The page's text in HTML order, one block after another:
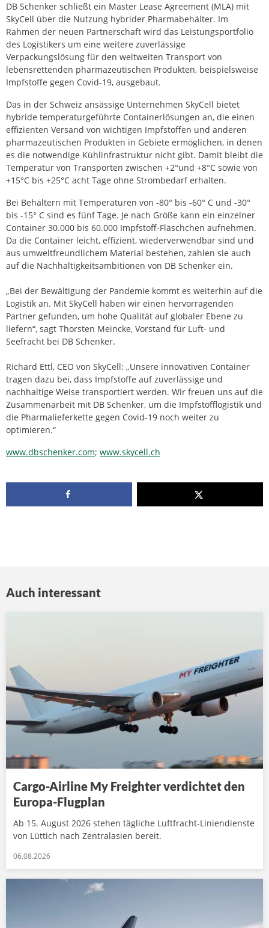
DB Schenker schließt ein Master Lease Agreement (MLA) mit
SkyCell über die Nutzung hybrider Pharmabehälter. Im
Rahmen der neuen Partnerschaft wird das Leistungsportfolio
des Logistikers um eine weitere zuverlässige
Verpackungslösung für den weltweiten Transport von
lebensrettenden pharmazeutischen Produkten, beispielsweise
Impfstoffe gegen Covid-19, ausgebaut.
Das in der Schweiz ansässige Unternehmen SkyCell bietet
hybride temperaturgeführte Containerlösungen an, die einen
effizienten Versand von wichtigen Impfstoffen und anderen
pharmazeutischen Produkten in Gebiete ermöglichen, in denen
es die notwendige Kühlinfrastruktur nicht gibt. Damit bleibt die
Temperatur von Transporten zwischen +2°und +8°C sowie von
+15°C bis +25°C acht Tage ohne Strombedarf erhalten.
Bei Behältern mit Temperaturen von -80° bis -60° C und -30°
bis -15° C sind es fünf Tage. Je nach Größe kann ein einzelner
Container 30.000 bis 60.000 Impfstoff-Fläschchen aufnehmen.
Da die Container leicht, effizient, wiederverwendbar sind und
aus umweltfreundlichem Material bestehen, zahlen sie auch
auf die Nachhaltigkeitsambitionen von DB Schenker ein.
„Bei der Bewältigung der Pandemie kommt es weiterhin auf die
Logistik an. Mit SkyCell haben wir einen hervorragenden
Partner gefunden, um hohe Qualität auf globaler Ebene zu
liefern“, sagt Thorsten Meincke, Vorstand für Luft- und
Seefracht bei DB Schenker.
Richard Ettl, CEO von SkyCell: „Unsere innovativen Container
tragen dazu bei, dass Impfstoffe auf zuverlässige und
nachhaltige Weise transportiert werden. Wir freuen uns auf die
Zusammenarbeit mit DB Schenker, um die Impfstofflogistik und
die Pharmalieferkette gegen Covid-19 noch weiter zu
optimieren.“
www.dbschenker.com; www.skycell.ch
Auch interessant
Cargo-Airline My Freighter verdichtet den
Europa-Flugplan
Ab 15. August 2026 stehen tägliche Luftfracht-Liniendienste
von Lüttich nach Zentralasien bereit.
06.08.2026